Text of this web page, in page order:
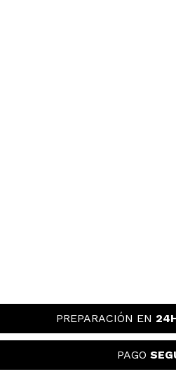
PREPARACIÓN EN
PAGO